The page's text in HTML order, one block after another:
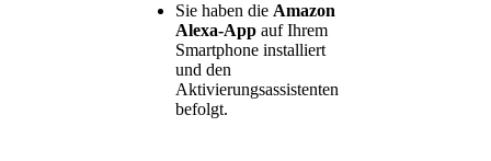
Sie haben die Amazon
Alexa-App auf Ihrem
Smartphone installiert
und den
Aktivierungsassistenten
befolgt.